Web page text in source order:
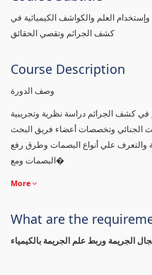
العلم والكواشف الكيميائية في
كشف الجرائم وتقصي الحقائق
Course Description
وصف الدورة
في كشف الجرائم دراسة نظرية وتجريبية
الجنائي وتخصصات أعضاء فريق البحث
والتعرف علي أنواع البصمات وطرق رفع
البصمات ومع�
More
What are the
الجريمة وربط علم الجريمة بالكيمياء